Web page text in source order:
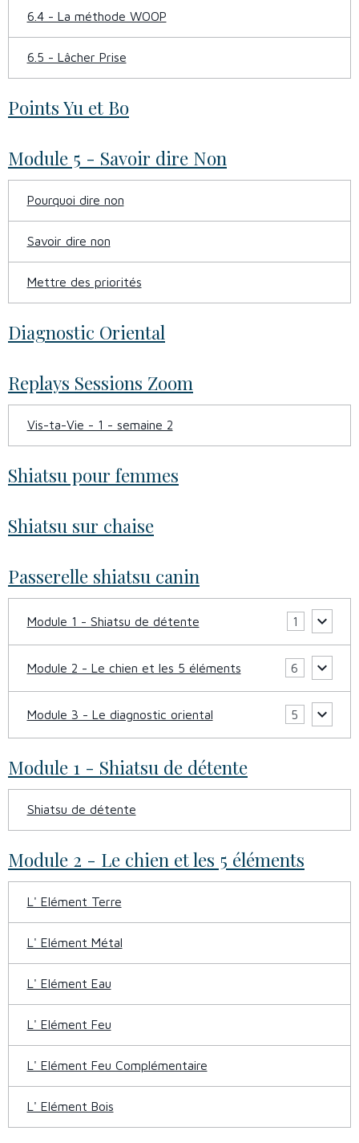
6.4 - La méthode WOOP
6.5 - Lâcher Prise
Points Yu et Bo
Module 5 - Savoir dire Non
Pourquoi dire non
Savoir dire non
Mettre des priorités
Diagnostic Oriental
Replays Sessions Zoom
Vis-ta-Vie - 1 - semaine 2
Shiatsu pour femmes
Shiatsu sur chaise
Passerelle shiatsu canin
Module 1 - Shiatsu de détente 1
Module 2 - Le chien et les 5 éléments 6
Module 3 - Le diagnostic oriental 5
Module 1 - Shiatsu de détente
Shiatsu de détente
Module 2 - Le chien et les 5 éléments
L' Elément Terre
L' Elément Métal
L' Elément Eau
L' Elément Feu
L' Elément Feu Complémentaire
L' Elément Bois